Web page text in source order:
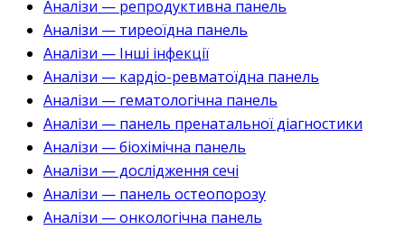
Аналізи — репродуктивна панель
Аналізи — тиреоїдна панель
Аналізи — Інші інфекції
Аналізи — кардіо-ревматоїдна панель
Аналізи — гематологічна панель
Аналізи — панель пренатальної діагностики
Аналізи — біохімічна панель
Аналізи — дослідження сечі
Аналізи — панель остеопорозу
Аналізи — онкологічна панель